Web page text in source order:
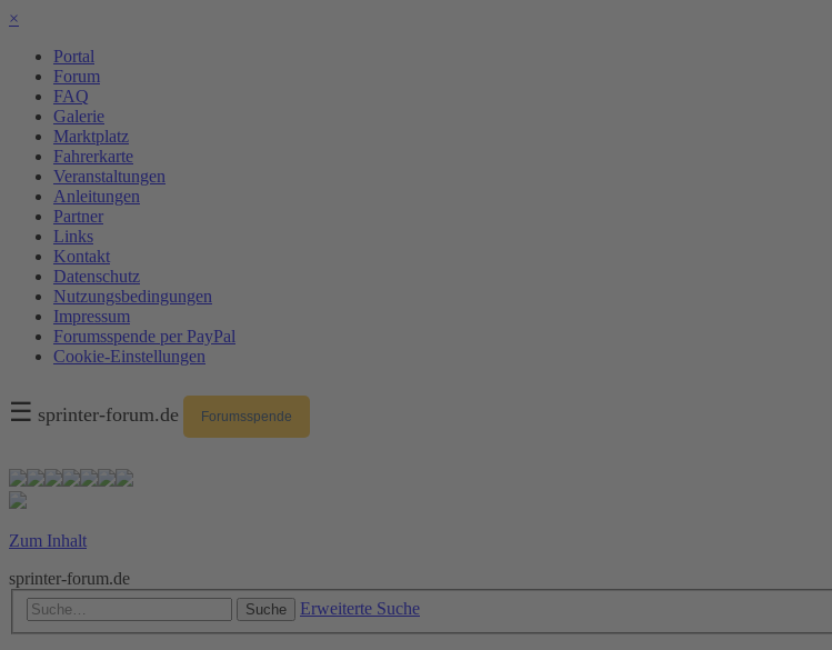
×
Portal
Forum
FAQ
Galerie
Marktplatz
Fahrerkarte
Veranstaltungen
Anleitungen
Partner
Links
Kontakt
Datenschutz
Nutzungsbedingungen
Impressum
Forumsspende per PayPal
Cookie-Einstellungen
☰ sprinter-forum.de Forumsspende
Zum Inhalt
sprinter-forum.de
Suche Erweiterte Suche